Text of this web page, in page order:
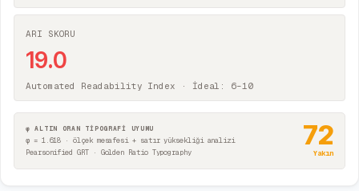
ARI SKORU
19.0
Automated Readability Index · İdeal: 6–10
φ ALTIN ORAN TİPOGRAFİ UYUMU
φ = 1.618 · ölçek mesafesi + satır yüksekliği analizi
Pearsonified GRT · Golden Ratio Typography
72
Yakın